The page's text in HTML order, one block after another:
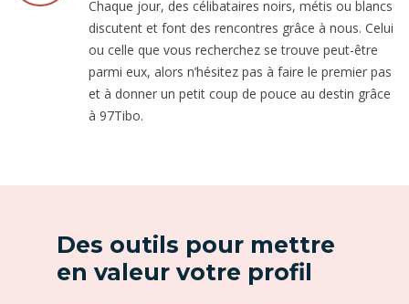
Chaque jour, des célibataires noirs, métis ou blancs
discutent et font des rencontres grâce à nous. Celui
ou celle que vous recherchez se trouve peut-être
parmi eux, alors n’hésitez pas à faire le premier pas
et à donner un petit coup de pouce au destin grâce
à 97Tibo.
Des outils pour mettre
en valeur votre profil